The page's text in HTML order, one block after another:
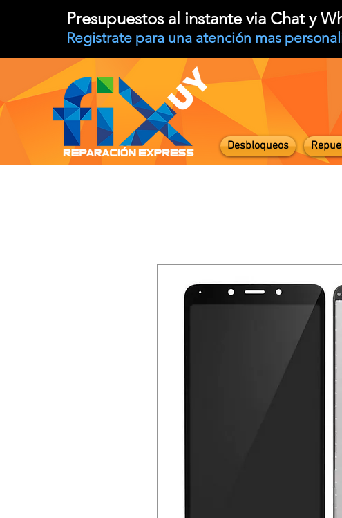
Presupuestos al instante via Chat y
Registrate para una atención mas
Desbloqueos